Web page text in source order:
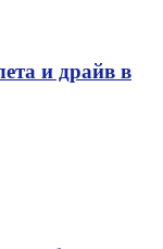
и драйв в